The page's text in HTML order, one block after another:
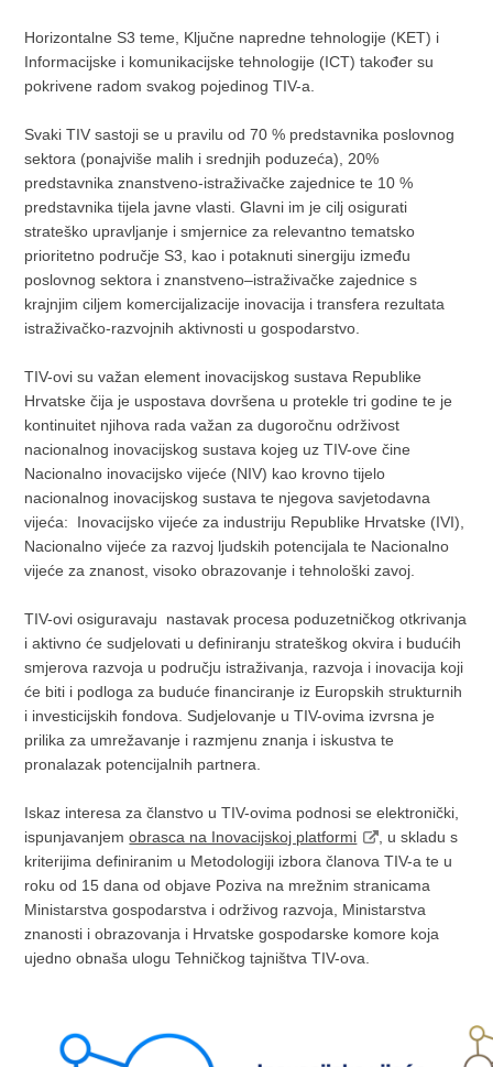
Horizontalne S3 teme, Ključne napredne tehnologije (KET) i
Informacijske i komunikacijske tehnologije (ICT) također su
pokrivene radom svakog pojedinog TIV-a.
Svaki TIV sastoji se u pravilu od 70 % predstavnika poslovnog
sektora (ponajviše malih i srednjih poduzeća), 20%
predstavnika znanstveno-istraživačke zajednice te 10 %
predstavnika tijela javne vlasti. Glavni im je cilj osigurati
strateško upravljanje i smjernice za relevantno tematsko
prioritetno područje S3, kao i potaknuti sinergiju između
poslovnog sektora i znanstveno–istraživačke zajednice s
krajnjim ciljem komercijalizacije inovacija i transfera rezultata
istraživačko-razvojnih aktivnosti u gospodarstvo.
TIV-ovi su važan element inovacijskog sustava Republike
Hrvatske čija je uspostava dovršena u protekle tri godine te je
kontinuitet njihova rada važan za dugoročnu održivost
nacionalnog inovacijskog sustava kojeg uz TIV-ove čine
Nacionalno inovacijsko vijeće (NIV) kao krovno tijelo
nacionalnog inovacijskog sustava te njegova savjetodavna
vijeća: Inovacijsko vijeće za industriju Republike Hrvatske (IVI),
Nacionalno vijeće za razvoj ljudskih potencijala te Nacionalno
vijeće za znanost, visoko obrazovanje i tehnološki zavoj.
TIV-ovi osiguravaju nastavak procesa poduzetničkog otkrivanja
i aktivno će sudjelovati u definiranju strateškog okvira i budućih
smjerova razvoja u području istraživanja, razvoja i inovacija koji
će biti i podloga za buduće financiranje iz Europskih strukturnih
i investicijskih fondova. Sudjelovanje u TIV-ovima izvrsna je
prilika za umrežavanje i razmjenu znanja i iskustva te
pronalazak potencijalnih partnera.
Iskaz interesa za članstvo u TIV-ovima podnosi se elektronički,
ispunjavanjemobrasca na Inovacijskoj platformi
, u skladu s
kriterijima definiranim u Metodologiji izbora članova TIV-a te u
roku od 15 dana od objave Poziva na mrežnim stranicama
Ministarstva gospodarstva i održivog razvoja, Ministarstva
znanosti i obrazovanja i Hrvatske gospodarske komore koja
ujedno obnaša ulogu Tehničkog tajništva TIV-ova.